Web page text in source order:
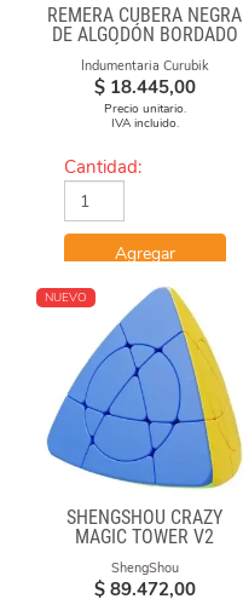
REMERA CUBERA NEGRA
DE ALGODÓN BORDADO
"FÓRMULAS"
Indumentaria Curubik
$ 18.445,00
Precio unitario.
IVA incluido.
Cantidad:
Agregar
NUEVO
SHENGSHOU CRAZY
MAGIC TOWER V2
ShengShou
$ 89.472,00